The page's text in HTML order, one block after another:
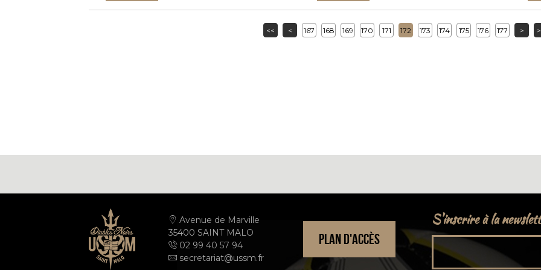
<< < 167 168 169 170 171 172 173 174 175 176 177 >
Avenue de Marville
35400 SAINT MALO
02 99 40 57 94
secretariat@ussm.fr
PLAN D'ACCÈS
S'inscrire à la